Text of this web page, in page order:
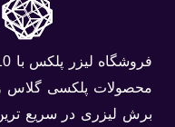
محصولات پلکسی گلاس و
برش لیزری در سریع